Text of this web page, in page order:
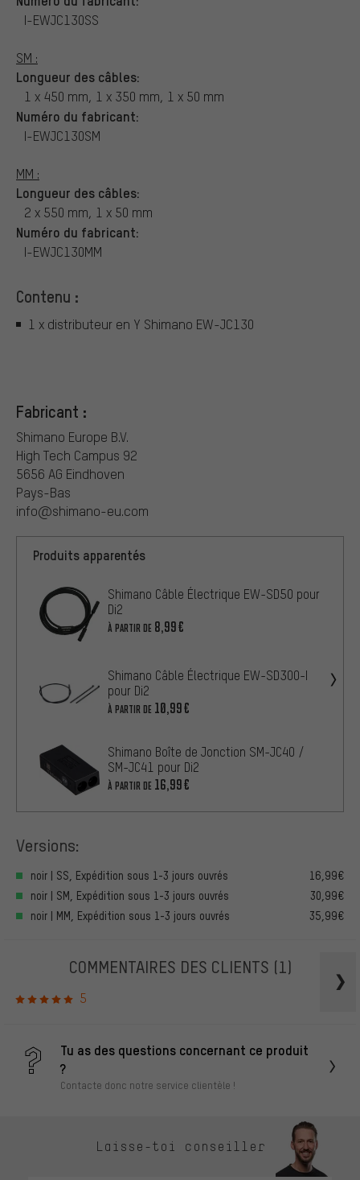
I-EWJC130SS
SM :
Longueur des câbles:
1 x 450 mm, 1 x 350 mm, 1 x 50 mm
Numéro du fabricant:
I-EWJC130SM
MM :
Longueur des câbles:
2 x 550 mm, 1 x 50 mm
Numéro du fabricant:
I-EWJC130MM
Contenu :
1 x distributeur en Y Shimano EW-JC130
Fabricant :
Shimano Europe B.V.
High Tech Campus 92
5656 AG Eindhoven
Pays-Bas
info@shimano-eu.com
Produits apparentés
Shimano Câble Électrique EW-SD50 pour
Di2
À PARTIR DE 8,99€
Shimano Câble Électrique EW-SD300-I
pour Di2
À PARTIR DE 10,99€
Shimano Boîte de Jonction SM-JC40 /
SM-JC41 pour Di2
À PARTIR DE 16,99€
Versions:
noir | SS, Expédition sous 1-3 jours ouvrés
16,99€
noir | SM, Expédition sous 1-3 jours ouvrés
30,99€
noir | MM, Expédition sous 1-3 jours ouvrés
35,99€
COMMENTAIRES DES CLIENTS (1)
5
Tu as des questions concernant ce produit
?
Contacte donc notre service clientèle !
Laisse-toi conseiller